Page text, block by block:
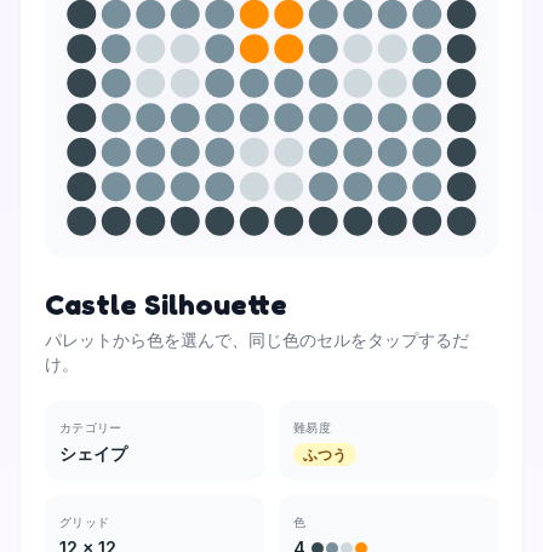
Castle Silhouette
パレットから色を選んで、同じ色のセルをタップするだ
け。
カテゴリー
シェイプ
難易度
ふつう
グリッド
12 × 12
色
4